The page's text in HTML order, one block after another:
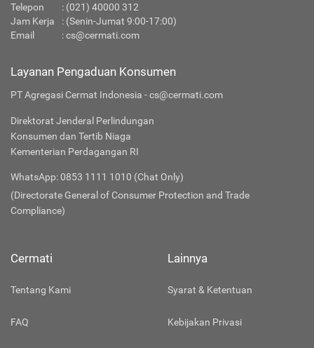
Telepon : (021) 40000 312
Jam Kerja
: (Senin-Jumat 9:00-17:00)
Email
:cs@cermati.com
Layanan Pengaduan Konsumen
PT Agregasi Cermat Indonesia - cs@cermati.com
Direktorat Jenderal Perlindungan
Konsumen dan Tertib Niaga
Kementerian Perdagangan RI
WhatsApp: 0853 1111 1010 (Chat Only)
(Directorate General of Consumer Protection and Trade
Compliance)
Cermati
Tentang Kami
FAQ
Lainnya
Syarat & Ketentuan
Kebijakan Privasi